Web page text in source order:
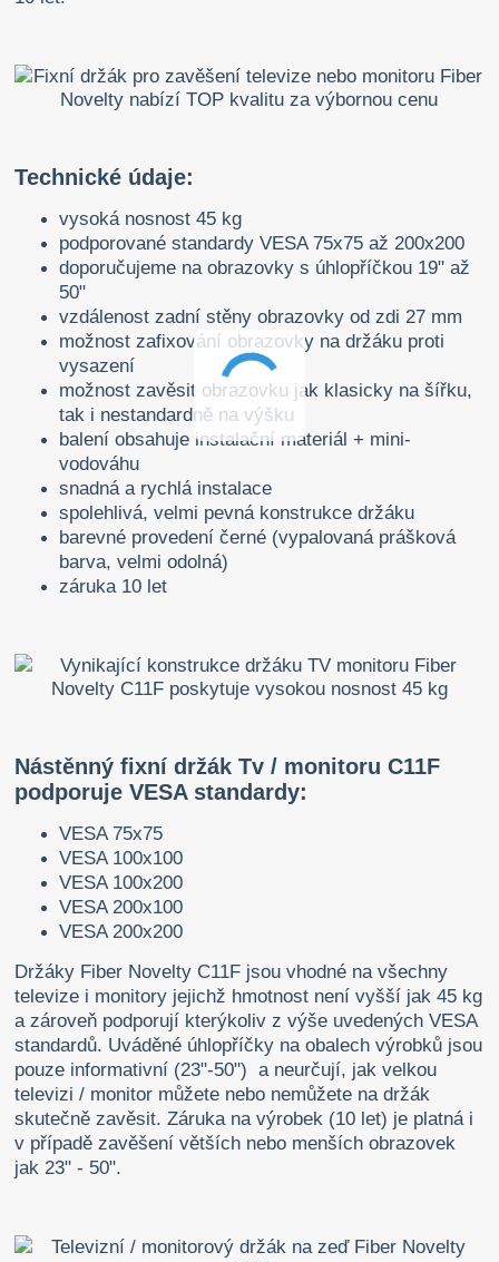
Technické údaje:
vysoká nosnost 45 kg
podporované standardy VESA 75x75 až 200x200
doporučujeme na obrazovky s úhlopříčkou 19" až
50"
vzdálenost zadní stěny obrazovky od zdi 27 mm
možnost zafixování obrazovky na držáku proti
vysazení
možnost zavěsit obrazovku jak klasicky na šířku,
tak i nestandardně na výšku
balení obsahuje instalační materiál + mini-
vodováhu
snadná a rychlá instalace
spolehlivá, velmi pevná konstrukce držáku
barevné provedení černé (vypalovaná prášková
barva, velmi odolná)
záruka 10 let
Nástěnný fixní držák Tv / monitoru C11F
podporuje VESA standardy:
VESA 75x75
VESA 100x100
VESA 100x200
VESA 200x100
VESA 200x200
Držáky Fiber Novelty C11F jsou vhodné na všechny
televize i monitory jejichž hmotnost není vyšší jak 45 kg
a zároveň podporují kterýkoliv z výše uvedených VESA
standardů. Uváděné úhlopříčky na obalech výrobků jsou
pouze informativní (23"-50") a neurčují, jak velkou
televizi / monitor můžete nebo nemůžete na držák
skutečně zavěsit. Záruka na výrobek (10 let) je platná i
v případě zavěšení větších nebo menších obrazovek
jak 23" - 50".